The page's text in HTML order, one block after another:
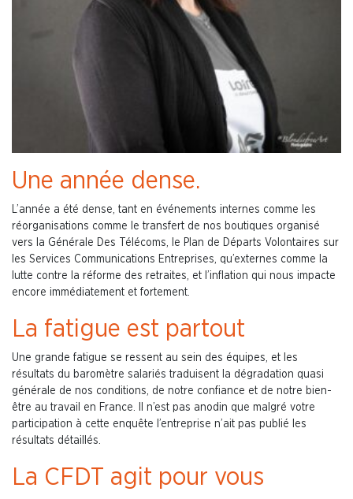
Une année dense.
L’année a été dense, tant en événements internes comme les
réorganisations comme le transfert de nos boutiques organisé
vers la Générale Des Télécoms, le Plan de Départs Volontaires sur
les Services Communications Entreprises, qu’externes comme la
lutte contre la réforme des retraites, et l’inflation qui nous impacte
encore immédiatement et fortement.
La fatigue est partout
Une grande fatigue se ressent au sein des équipes, et les
résultats du baromètre salariés traduisent la dégradation quasi
générale de nos conditions, de notre confiance et de notre bien-
être au travail en France. Il n’est pas anodin que malgré votre
participation à cette enquête l’entreprise n’ait pas publié les
résultats détaillés.
La CFDT agit pour vous